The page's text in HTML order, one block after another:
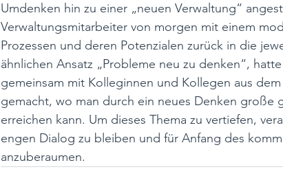
Umdenken hin zu einer „neuen Verwaltung“
Verwaltungsmitarbeiter von morgen mit einem
Prozessen und deren Potenzialen zurück in die
ähnlichen Ansatz „Probleme neu zu denken“,
gemeinsam mit Kolleginnen und Kollegen aus
gemacht, wo man durch ein neues Denken große
erreichen kann. Um dieses Thema zu vertiefen,
engen Dialog zu bleiben und für Anfang des
anzuberaumen.